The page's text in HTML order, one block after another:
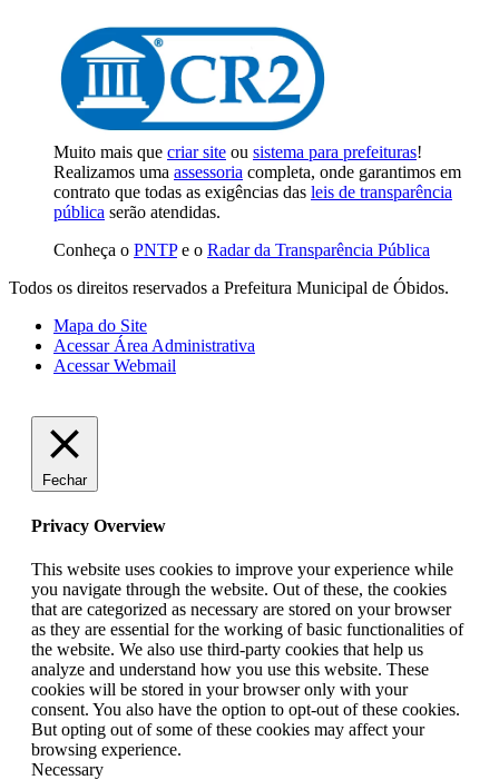
Muito mais que criar site ou sistema para prefeituras!
Realizamos uma assessoria completa, onde garantimos em
contrato que todas as exigências das leis de transparência
pública serão atendidas.
Conheça o PNTPe o Radar da Transparência Pública
Todos os direitos reservados a Prefeitura Municipal de Óbidos.
Mapa do Site
Acessar Área Administrativa
Acessar Webmail
Fechar
Privacy Overview
This website uses cookies to improve your experience while
you navigate through the website. Out of these, the cookies
that are categorized as necessary are stored on your browser
as they are essential for the working of basic functionalities of
the website. We also use third-party cookies that help us
analyze and understand how you use this website. These
cookies will be stored in your browser only with your
consent. You also have the option to opt-out of these cookies.
But opting out of some of these cookies may affect your
browsing experience.
Necessary